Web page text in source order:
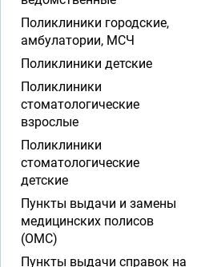
Поликлиники городские,
амбулатории, МСЧ
Поликлиники детские
Поликлиники
стоматологические
взрослые
Поликлиники
стоматологические
детские
Пункты выдачи и замены
медицинских полисов
(ОМС)
Пункты выдачи справок на